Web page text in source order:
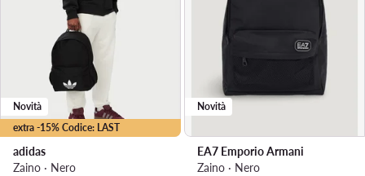
extra -15% Codice: LAST
Novità
adidas
Zaino · Nero
Novità
EA7 Emporio Armani
Zaino · Nero